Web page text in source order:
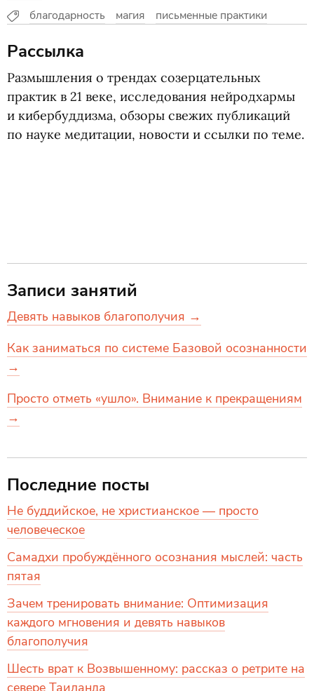
благодарность
магия письменные практики
Рассылка
Размышления о трендах созерцательных
практик в 21 веке, исследования нейродхармы
и кибербуддизма, обзоры свежих публикаций
по науке медитации, новости и ссылки по теме.
Записи занятий
Девять навыков благополучия →
Как заниматься по системе Базовой осознанности
→
Просто отметь «ушло». Внимание к прекращениям
→
Последние посты
Не буддийское, не христианское — просто
человеческое
Самадхи пробуждённого осознания мыслей: часть
пятая
Зачем тренировать внимание: Оптимизация
каждого мгновения и девять навыков
благополучия
Шесть врат к Возвышенному: рассказ о ретрите на
севере Таиланда